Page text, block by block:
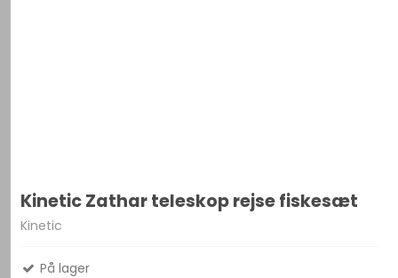
Kinetic Zathar teleskop rejse fiskesæt
Kinetic
På lager